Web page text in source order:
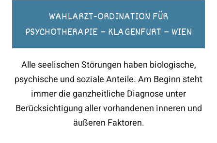
WAHLARZT-ORDINATION FÜR
PSYCHOTHERAPIE – KLAGENFURT – WIEN
Alle seelischen Störungen haben biologische,
psychische und soziale Anteile. Am Beginn steht
immer die ganzheitliche Diagnose unter
Berücksichtigung aller vorhandenen inneren und
äußeren Faktoren.